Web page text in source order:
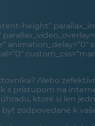
height“
animation_delay=“0″
Alebo
s prístupom na
ktoré si len
zodpovedané k